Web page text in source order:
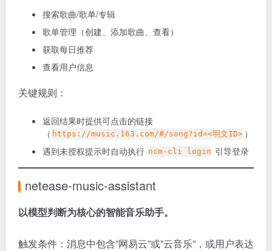
搜索歌曲/歌单/专辑
歌单管理（创建、添加歌曲、查看）
获取每日推荐
查看用户信息
关键规则：
返回结果时提供可点击的链接
（ https://music.163.com/#/song?id=<明文ID> ）
遇到未授权提示时自动执行 ncm-cli login 引导登录
netease-music-assistant
以模型判断为核心的智能音乐助手。
触发条件：消息中包含”网易云”或”云音乐”，或用户表达